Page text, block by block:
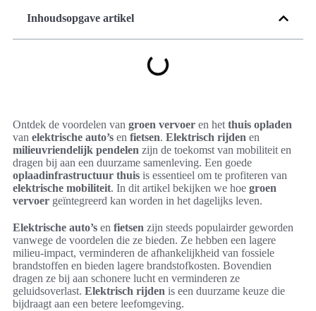
Inhoudsopgave artikel
Ontdek de voordelen van groen vervoer en het thuis opladen
van elektrische auto’s en fietsen. Elektrisch rijden en
milieuvriendelijk pendelen zijn de toekomst van mobiliteit en
dragen bij aan een duurzame samenleving. Een goede
oplaadinfrastructuur thuis is essentieel om te profiteren van
elektrische mobiliteit. In dit artikel bekijken we hoe groen
vervoer geïntegreerd kan worden in het dagelijks leven.
Elektrische auto’s en fietsen zijn steeds populairder geworden
vanwege de voordelen die ze bieden. Ze hebben een lagere
milieu-impact, verminderen de afhankelijkheid van fossiele
brandstoffen en bieden lagere brandstofkosten. Bovendien
dragen ze bij aan schonere lucht en verminderen ze
geluidsoverlast. Elektrisch rijden is een duurzame keuze die
bijdraagt aan een betere leefomgeving.